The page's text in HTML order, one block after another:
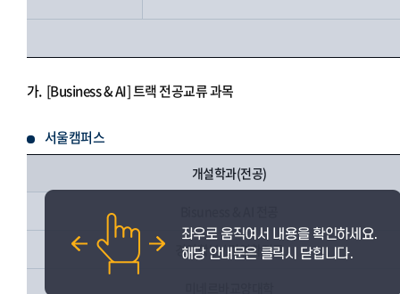
가. [Business & AI] 트랙 전공교류 과목
서울캠퍼스
개설학과(전공)
경영학부 / 경영학전공